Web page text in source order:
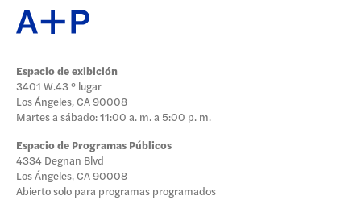
Espacio de exibición
3401 W.43 ° lugar
Los Ángeles, CA 90008
Martes a sábado: 11:00 a. m. a 5:00 p. m.
Espacio de Programas Públicos
4334 Degnan Blvd
Los Ángeles, CA 90008
Abierto solo para programas programados